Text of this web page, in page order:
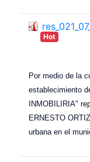
Hot
Por medio de la
establecimiento
INMOBILIRIA"
ERNESTO
urbana en el